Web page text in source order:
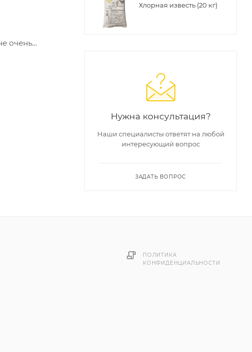
очень
Хлорная известь (20 кг)
Нужна консультация?
Наши специалисты ответят на любой
интересующий вопрос
ЗАДАТЬ ВОПРОС
ПОЛИТИКА
КОНФИДЕНЦИАЛЬНОСТИ